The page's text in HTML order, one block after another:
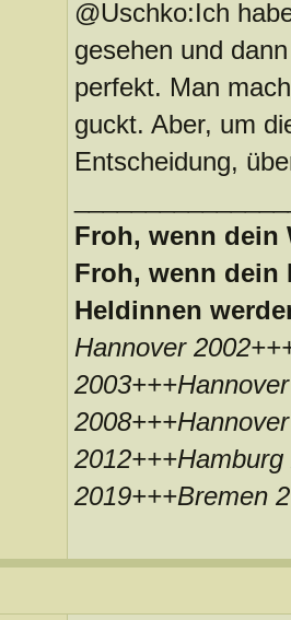
@Uschko:Ich
gesehen und
perfekt. Man
guckt. Aber, um
Entscheidung,
Froh, wenn dein
Froh, wenn dein
Heldinnen
Hannover
2019+++Bremen